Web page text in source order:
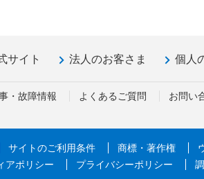
サイト 法人のお客さま 個人
・故障情報 よくあるご質問 お問い
サイトのご利用条件 商標・著作権
アポリシー
プライバシーポリシー